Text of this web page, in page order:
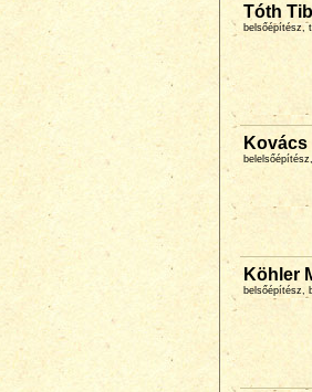
Tóth
belsőépítész,
Kovács
Köhler
belsőépítész,